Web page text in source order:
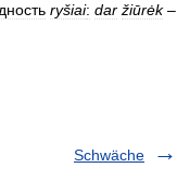
ryšiai: dar žiūrėk–
Schwäche